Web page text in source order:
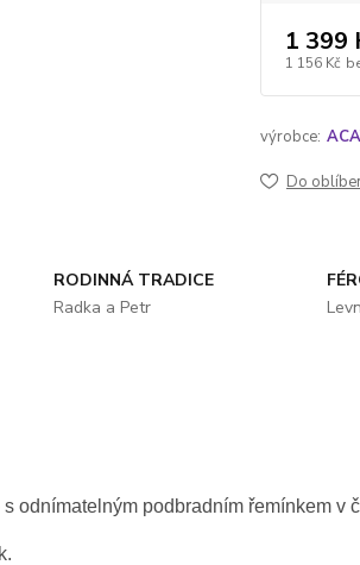
1 399
1 156 Kč
výrobce:
Do
RODINNÁ TRADICE
Radka a Petr
odnímatelným podbradním řemínkem v